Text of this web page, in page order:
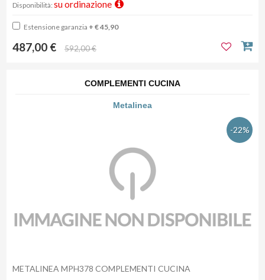
Disponibilità: su ordinazione
Estensione garanzia + € 45,90
487,00 € 592,00 €
COMPLEMENTI CUCINA
Metalinea
-22%
METALINEA MPH378 COMPLEMENTI CUCINA